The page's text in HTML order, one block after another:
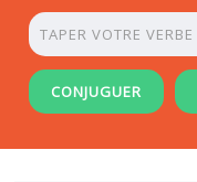
CONJUGUER